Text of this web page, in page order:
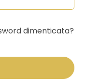
dimenticata?